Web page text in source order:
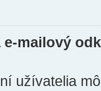
mailový
užívatelia